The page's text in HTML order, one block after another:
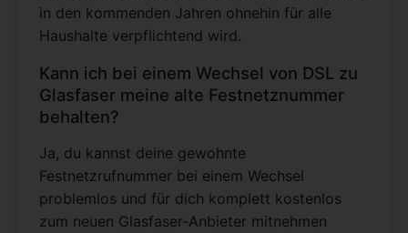
in den kommenden Jahren ohnehin für alle
Haushalte verpflichtend wird.
Kann ich bei einem Wechsel von DSL zu
Glasfaser meine alte Festnetznummer
behalten?
Ja, du kannst deine gewohnte
Festnetzrufnummer bei einem Wechsel
problemlos und für dich komplett kostenlos
zum neuen Glasfaser-Anbieter mitnehmen